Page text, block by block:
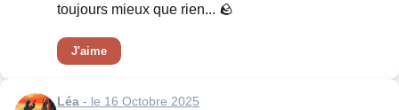
toujours mieux que rien... 🪨
J'aime
Léa - le 16 Octobre 2025